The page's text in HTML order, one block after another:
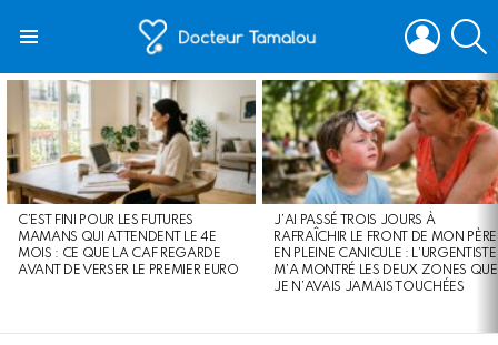
LOGIN
LATEST
STORIES
C’EST FINI POUR LES FUTURES
MAMANS QUI ATTENDENT LE 4E
MOIS : CE QUE LA CAF REGARDE
AVANT DE VERSER LE PREMIER EURO
J’AI PASSÉ TROIS JOURS À
RAFRAÎCHIR LE FRONT DE MON PÈRE
EN PLEINE CANICULE : L’URGENTISTE
M’A MONTRÉ LES DEUX ZONES QUE
JE N’AVAIS JAMAIS TOUCHÉES